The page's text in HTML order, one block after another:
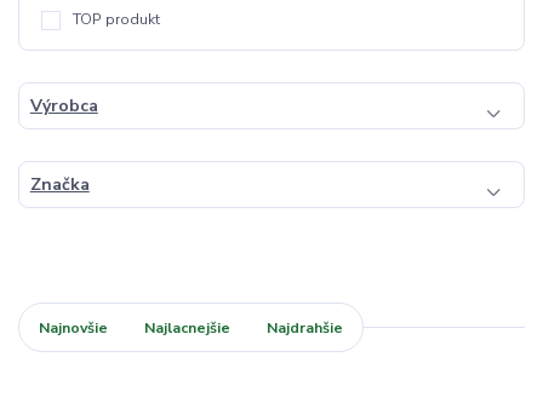
TOP produkt
Výrobca
Značka
Najnovšie Najlacnejšie Najdrahšie